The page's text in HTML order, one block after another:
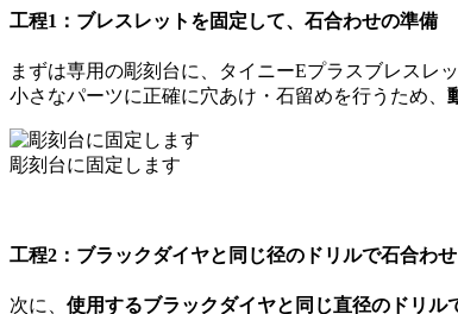
工程1：ブレスレットを固定して、石合わせの準備
まずは専用の彫刻台に、タイニーEプラスブレスレ
小さなパーツに正確に穴あけ・石留めを行うため、
彫刻台に固定します
工程2：ブラックダイヤと同じ径のドリルで石合わせ
次に、 使用するブラックダイヤと同じ直径のドリル